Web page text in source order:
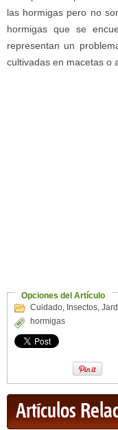
las hormigas pero no
hormigas que se
representan un
cultivadas en macetas o
Opciones del Artículo
Cuidado, Insectos,
hormigas
Artículos